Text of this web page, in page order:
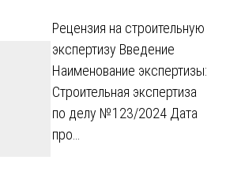
Рецензия на строительную
экспертизу Введение
Наименование экспертизы:
Строительная экспертиза
по делу №123/2024 Дата
про…